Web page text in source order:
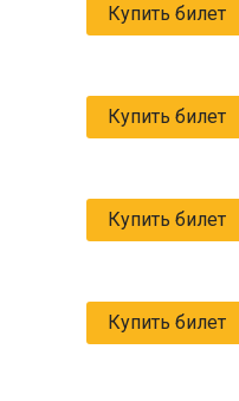
Купить билет
Купить билет
Купить билет
Купить билет